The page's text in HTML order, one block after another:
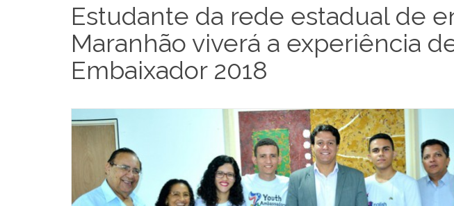
Estudante da rede estadual de
Maranhão viverá a experiência
Embaixador 2018